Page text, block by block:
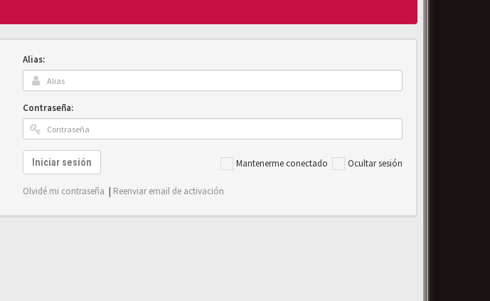
Alias:
Contraseña:
Mantenerme conectado Ocultar sesión
Iniciar sesión
Olvidé mi contraseña | Reenviar email de activación